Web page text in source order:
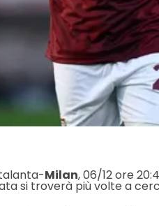
Milan, 06/12 ore
si troverà più volte a